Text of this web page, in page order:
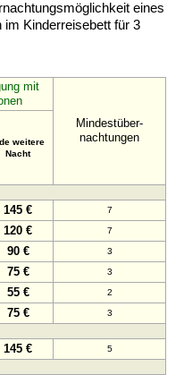
eines
Kinderreisebett für 3
mit
Mindestüber-
nachtungen
weitere
Nacht
145 € 7
120 € 7
90 € 3
75 € 3
55 € 2
75 € 3
145 € 5